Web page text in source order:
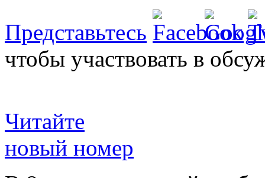
Представьтесь
чтобы участвовать в
Читайте
новый номер